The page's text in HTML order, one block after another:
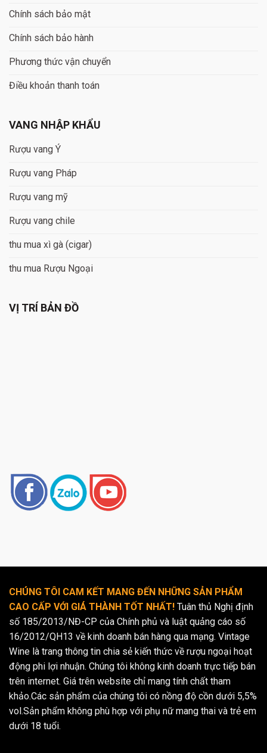
Chính sách bảo mật
Chính sách bảo hành
Phương thức vận chuyển
Điều khoản thanh toán
VANG NHẬP KHẨU
Rượu vang Ý
Rượu vang Pháp
Rượu vang mỹ
Rượu vang chile
thu mua xì gà (cigar)
thu mua Rượu Ngoại
VỊ TRÍ BẢN ĐỒ
CHÚNG TÔI CAM KẾT MANG ĐẾN NHỮNG SẢN PHẨM
CAO CẤP VỚI GIÁ THÀNH TỐT NHẤT! Tuân thủ Nghị định
số 185/2013/NĐ-CP của Chính phủ và luật quảng cáo số
16/2012/QH13 về kinh doanh bán hàng qua mạng. Vintage
Wine là trang thông tin chia sẻ kiến thức về rượu ngoại hoạt
động phi lợi nhuận. Chúng tôi không kinh doanh trực tiếp bán
trên internet. Giá trên website chỉ mang tính chất tham
khảo.Các sản phẩm của chúng tôi có nồng độ cồn dưới 5,5%
vol.Sản phẩm không phù hợp với phụ nữ mang thai và trẻ em
dưới 18 tuổi.